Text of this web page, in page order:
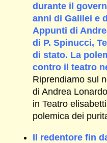
durante il
anni di Galilei e
Appunti di
di P. Spinucci,
di stato. La
contro il teatro
Riprendiamo sul
di Andrea
in Teatro
polemica dei
Il redentore fin